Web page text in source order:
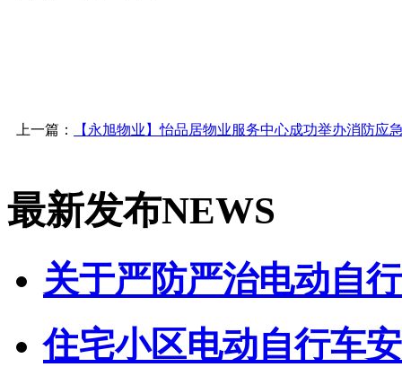
上一篇： 【永旭物业】怡品居物业服务中心成功举办消防应
最新发布NEWS
关于严防严治电动自
住宅小区电动自行车